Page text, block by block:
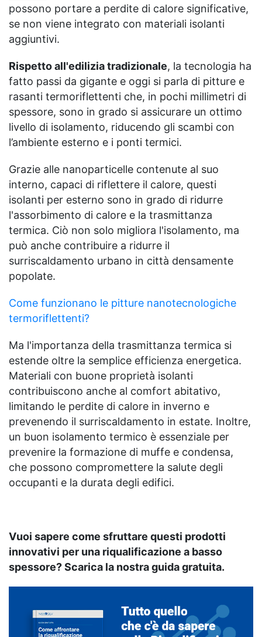
possono portare a perdite di calore significative,
se non viene integrato con materiali isolanti
aggiuntivi.
Rispetto all'edilizia tradizionale, la tecnologia ha
fatto passi da gigante e oggi si parla di pitture e
rasanti termoriflettenti che, in pochi millimetri di
spessore, sono in grado si assicurare un ottimo
livello di isolamento, riducendo gli scambi con
l’ambiente esterno e i ponti termici.
Grazie alle nanoparticelle contenute al suo
interno, capaci di riflettere il calore, questi
isolanti per esterno sono in grado di ridurre
l'assorbimento di calore e la trasmittanza
termica. Ciò non solo migliora l'isolamento, ma
può anche contribuire a ridurre il
surriscaldamento urbano in città densamente
popolate.
Come funzionano le pitture nanotecnologiche
termoriflettenti?
Ma l'importanza della trasmittanza termica si
estende oltre la semplice efficienza energetica.
Materiali con buone proprietà isolanti
contribuiscono anche al comfort abitativo,
limitando le perdite di calore in inverno e
prevenendo il surriscaldamento in estate. Inoltre,
un buon isolamento termico è essenziale per
prevenire la formazione di muffe e condensa,
che possono compromettere la salute degli
occupanti e la durata degli edifici.
Vuoi sapere come sfruttare questi prodotti
innovativi per una riqualificazione a basso
spessore? Scarica la nostra guida gratuita.